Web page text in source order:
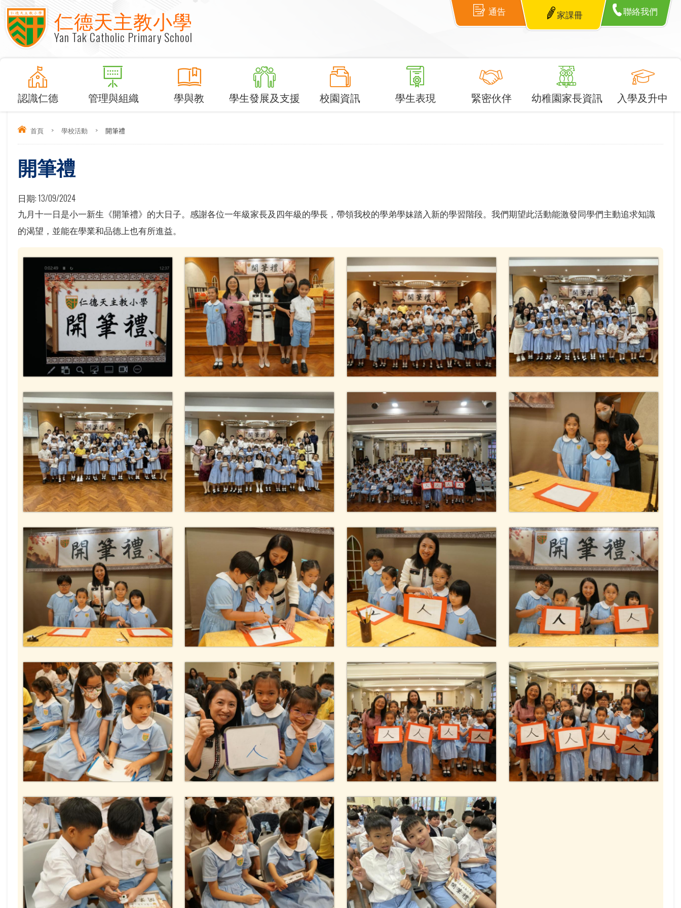
仁德天主教小學
Yan Tak Catholic Primary School
通告 家課冊 聯絡我們
認識仁德 管理與組織 學與教 學生發展及支援 校園資訊 學生表現 緊密伙伴 幼稚園家長資訊 入學及升中
首頁 > 學校活動 > 開筆禮
開筆禮
日期:13/09/2024
九月十一日是小一新生《開筆禮》的大日子。感謝各位一年級家長及四年級的學長，帶領我校的學弟學妹踏入新的學習階段。我們期望此活動能激發同學們主動追求知識
的渴望，並能在學業和品德上也有所進益。